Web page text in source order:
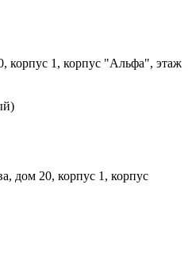
корпус 1, корпус "Альфа", этаж
дом 20, корпус 1, корпус